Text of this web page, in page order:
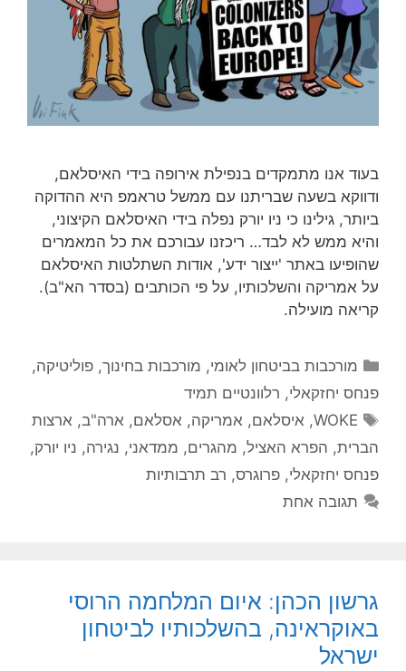
בעוד אנו מתמקדים בנפילת אירופה בידי האיסלאם,
ודווקא בשעה שבריתנו עם ממשל טראמפ היא ההדוקה
ביותר, גילינו כי ניו יורק נפלה בידי האיסלאם הקיצוני,
והיא ממש לא לבד… ריכזנו עבורכם את כל המאמרים
שהופיעו באתר 'ייצור ידע', אודות השתלטות האיסלאם
על אמריקה והשלכותיו, על פי הכותבים (בסדר הא"ב).
קריאה מועילה.
קטגוריות
מורכבות בביטחון לאומי, מורכבות בחינוך,פוליטיקה,
פנחס יחזקאלי, רלוונטיים תמיד
תגיות
WOKE
, איסלאם, אמריקה, אסלאם, ארה"ב, ארצות
הברית, הפרא האציל, מהגרים, ממדאני, נגירה, ניו יורק,
פנחס יחזקאלי, פרוגרס, רב תרבותיות
תגובה אחת
גרשון הכהן: איום המלחמה הרוסי
באוקראינה, בהשלכותיו לביטחון
ישראל